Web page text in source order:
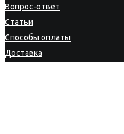
Вопрос-ответ
Статьи
Способы оплаты
Доставка